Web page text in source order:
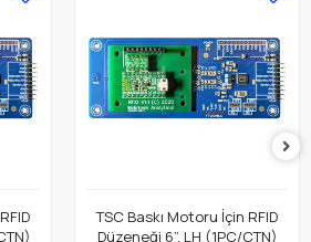
TSC Baskı Motoru İçin RFID
Düzeneği 6”, LH (1PC/CTN)